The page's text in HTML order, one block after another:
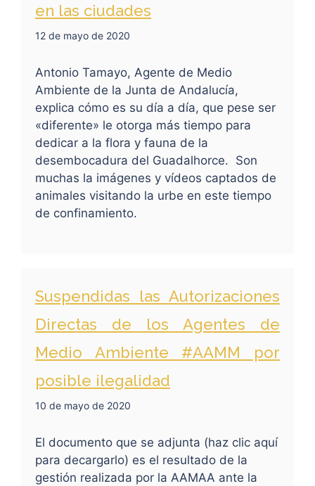
en las ciudades
12 de mayo de 2020
Antonio Tamayo, Agente de Medio
Ambiente de la Junta de Andalucía,
explica cómo es su día a día, que pese ser
«diferente» le otorga más tiempo para
dedicar a la flora y fauna de la
desembocadura del Guadalhorce. Son
muchas la imágenes y vídeos captados de
animales visitando la urbe en este tiempo
de confinamiento.
Suspendidas las Autorizaciones
Directas de los Agentes de
Medio Ambiente #AAMM por
posible ilegalidad
10 de mayo de 2020
El documento que se adjunta (haz clic aquí
para decargarlo) es el resultado de la
gestión realizada por la AAMAA ante la